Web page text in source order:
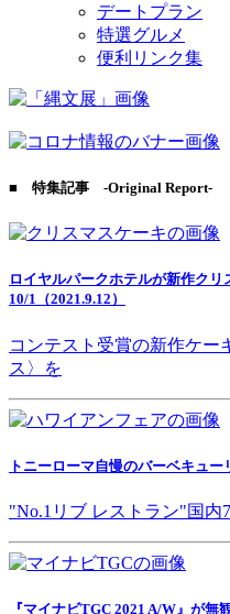
デートプラン
特選グルメ
便利リンク集
■ 特集記事 -Original Report-
ロイヤルパークホテルが新作ク
10/1（2021.9.12）
コンテスト受賞の新作ケー
ス〉を
トニーローマ自慢のバーベキュー
"No.1リブ レストラン"国内
『マイナビTGC 2021 A/W』が無